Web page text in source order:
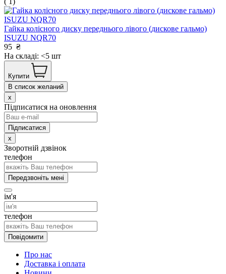
Гайка колісного диску переднього лівого (дискове гальмо)
ISUZU NQR70
95 ₴
На складі: <5 шт
Купити
В список желаний
x
Підписатися на оновлення
x
Зворотній дзвінок
телефон
Передзвоніть мені
ім'я
телефон
Повідомити
Про нас
Доставка і оплата